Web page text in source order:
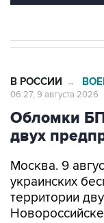
В РОССИИ →
06:27, 9 августа 2026
Обломки
двух
Москва. 9
украинских
территории